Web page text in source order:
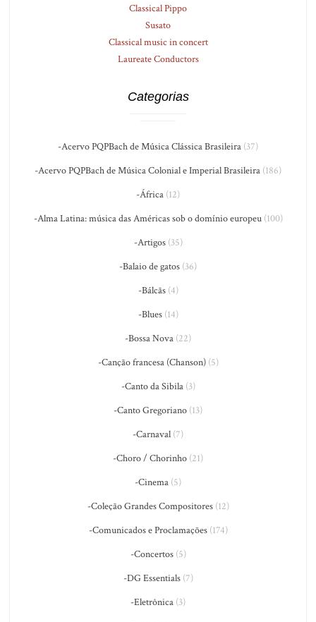
Classical Pippo
Susato
Classical music in concert
Laureate Conductors
Categorias
-Acervo PQPBach de Música Clássica Brasileira (37)
-Acervo PQPBach de Música Colonial e Imperial Brasileira (186)
-África (12)
-Alma Latina: música das Américas sob o domínio europeu(100)
-Artigos(35)
-Balaio de gatos (36)
-Bálcãs(4)
-Blues(14)
-Bossa Nova (22)
-Canção francesa (Chanson)(5)
-Canto da Sibila(3)
-Canto Gregoriano (13)
-Carnaval (7)
-Choro / Chorinho (21)
-Cinema (5)
-Coleção Grandes Compositores(12)
-Comunicados e Proclamações(174)
-Concertos(5)
-DG Essentials(7)
-Eletrônica (3)